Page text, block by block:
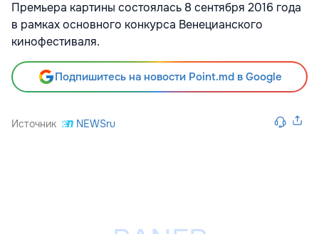
Премьера картины состоялась 8 сентября 2016 года
в рамках основного конкурса Венецианского
кинофестиваля.
Подпишитесь на новости Point.md в Google
Источник NEWSru